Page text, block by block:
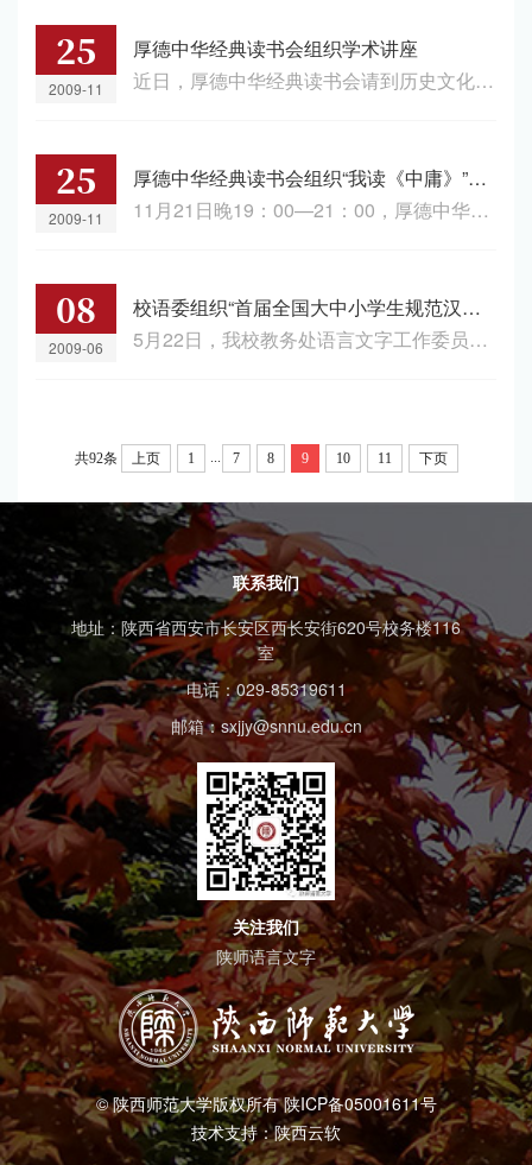
25
2009-11
厚德中华经典读书会组织学术讲座
近日，厚德中华经典读书会请到历史文化学院中国文化史方向硕士研...
25
2009-11
厚德中华经典读书会组织“我读《中庸》”心得交流活动
11月21日晚19：00—21：00，厚德中华经典读书会在历史文化学院三...
08
2009-06
校语委组织“首届全国大中小学生规范汉字书写大赛＂参赛作品评选
5月22日，我校教务处语言文字工作委员会组织相关专家在雁塔校区会...
共92条 上页 1 7 8 9 10 11 下页
联系我们
地址：陕西省西安市长安区西长安街620号校务楼116
室
电话：029-85319611
邮箱：sxjjy@snnu.edu.cn
关注我们
陕师语言文字
© 陕西师范大学版权所有 陕ICP备05001611号
技术支持：陕西云软